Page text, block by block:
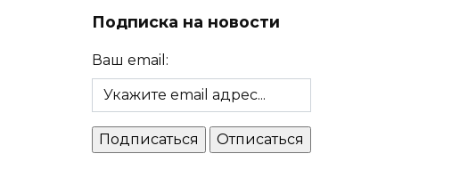
Подписка на новости
Ваш email: